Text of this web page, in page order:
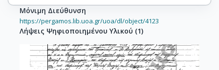
Τουρκοελληνικό Διαιτητικό Δικαστήριο,
αίθουσα, παραχώρηση, Βιβλιοθήκη, Νομική
Σχολή, συνεδριάσεις, Μάρτιος, Αθήνα,
διδασκαλία, πρύτανης, απάντηση,
εξουσιοδότηση,
Μόνιμη Διεύθυνση
https://pergamos.lib.uoa.gr/uoa/dl/object/4123
Λήψεις Ψηφιοποιημένου Υλικού (1)